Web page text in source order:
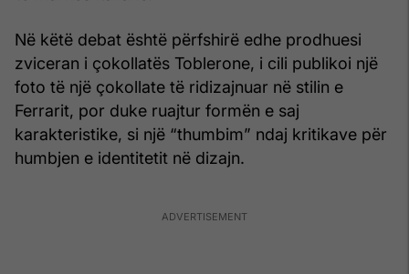
Në këtë debat është përfshirë edhe prodhuesi
zviceran i çokollatës Toblerone, i cili publikoi një
foto të një çokollate të ridizajnuar në stilin e
Ferrarit, por duke ruajtur formën e saj
karakteristike, si një “thumbim” ndaj kritikave për
humbjen e identitetit në dizajn.